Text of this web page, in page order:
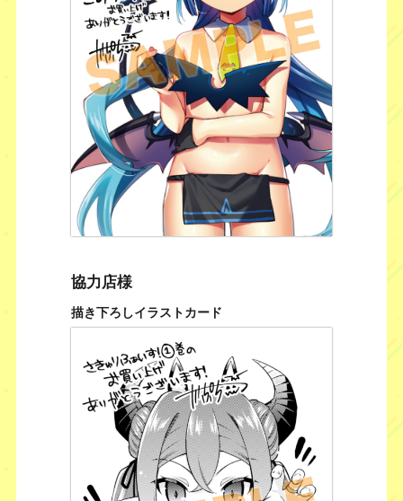
協力店様
描き下ろしイラストカード